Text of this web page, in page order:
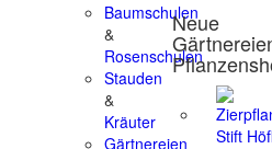
Baumschulen
&
Rosenschulen
Stauden
&
Kräuter
Gärtnereien
Neue